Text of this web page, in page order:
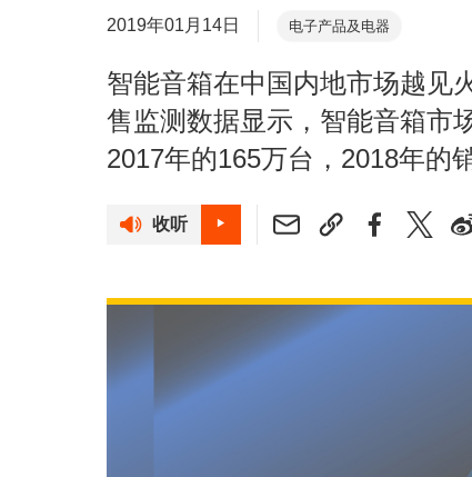
2019年01月14日 电子产品及电器
智能音箱在中国内地市场越见
售监测数据显示，智能音箱市
2017年的165万台，2018年的
收听